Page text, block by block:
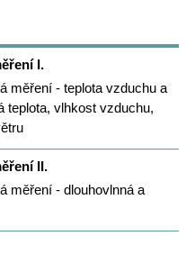
I.
měření - teplota vzduchu a
teplota, vlhkost vzduchu,
II.
měření - dlouhovlnná a